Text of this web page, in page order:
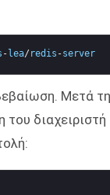
- lea/ redis -server
Μετά
του